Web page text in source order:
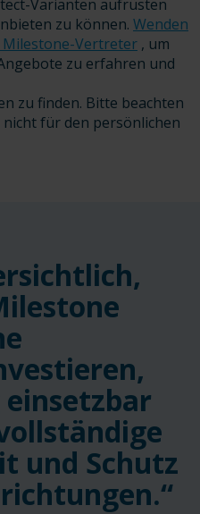
Varianten aufrüsten
zu können. Wenden
Milestone-Vertreter , um
zu erfahren und
zu finden. Bitte beachten
für den persönlichen
und Schutz